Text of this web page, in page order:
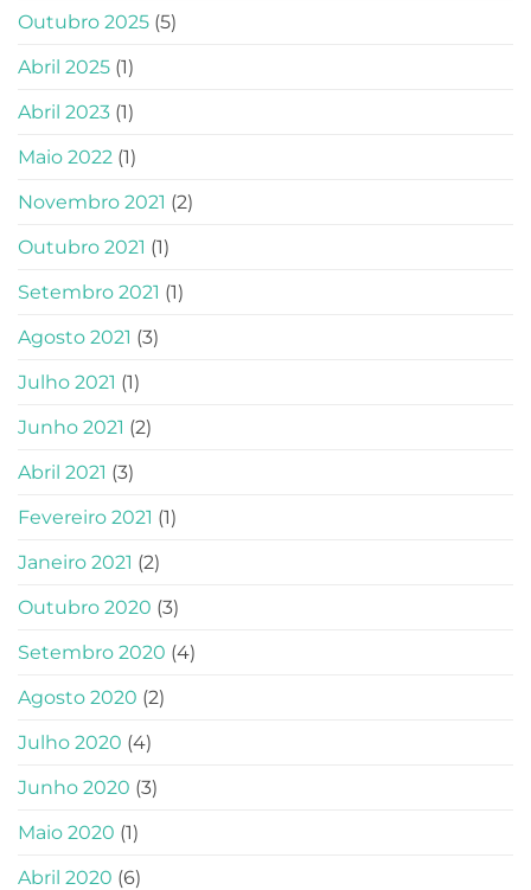
Outubro 2025 (5)
Abril 2025 (1)
Abril 2023 (1)
Maio 2022 (1)
Novembro 2021 (2)
Outubro 2021 (1)
Setembro 2021 (1)
Agosto 2021 (3)
Julho 2021 (1)
Junho 2021 (2)
Abril 2021 (3)
Fevereiro 2021 (1)
Janeiro 2021 (2)
Outubro 2020 (3)
Setembro 2020 (4)
Agosto 2020 (2)
Julho 2020 (4)
Junho 2020 (3)
Maio 2020 (1)
Abril 2020 (6)